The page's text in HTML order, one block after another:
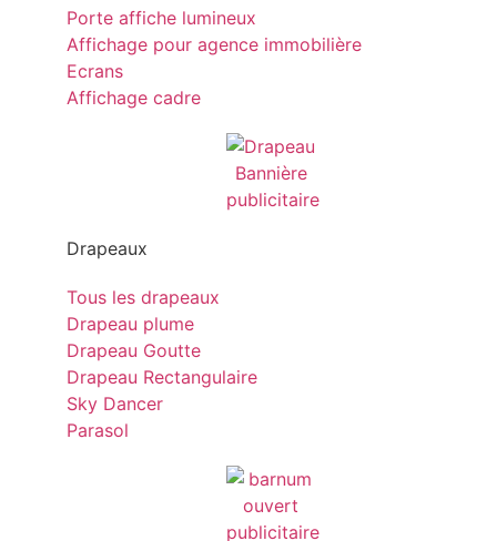
Porte affiche lumineux
Affichage pour agence immobilière
Ecrans
Affichage cadre
Drapeaux
Tous les drapeaux
Drapeau plume
Drapeau Goutte
Drapeau Rectangulaire
Sky Dancer
Parasol